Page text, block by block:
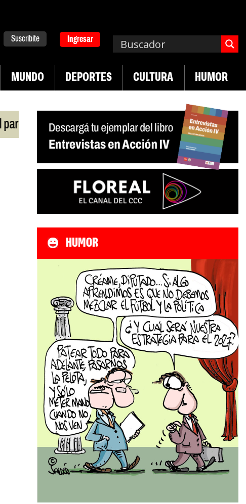
Suscribite Ingresar
MUNDO DEPORTES CULTURA HUMOR
universitario | Industria textil sigue en caída | Sin
HUMOR